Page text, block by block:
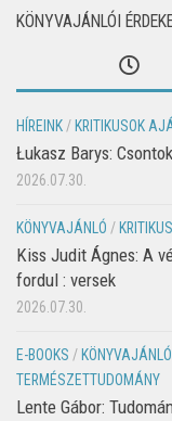
KÖNYVAJÁNLÓI
HÍREINK/ KRITIKUSOK
Łukasz Barys:
2026.07.30.
KÖNYVAJÁNLÓ /
Kiss Judit Ágnes: A
fordul : versek
2026.07.30.
E-BOOKS / KÖNYVAJÁNLÓ
TERMÉSZETTUDOMÁNY
Lente Gábor: